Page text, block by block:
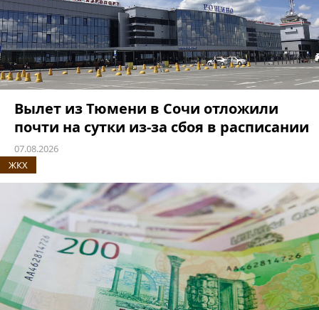
Вылет из Тюмени в Сочи отложили
почти на сутки из-за сбоя в расписании
07.08.2026
ЖКХ